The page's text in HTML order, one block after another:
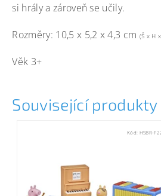
si hrály a zároveň se učily.
Rozměry: 10,5 x 5,2 x 4,3 cm (Š x H
Věk 3+
Související produkty
Kód: HSBR-